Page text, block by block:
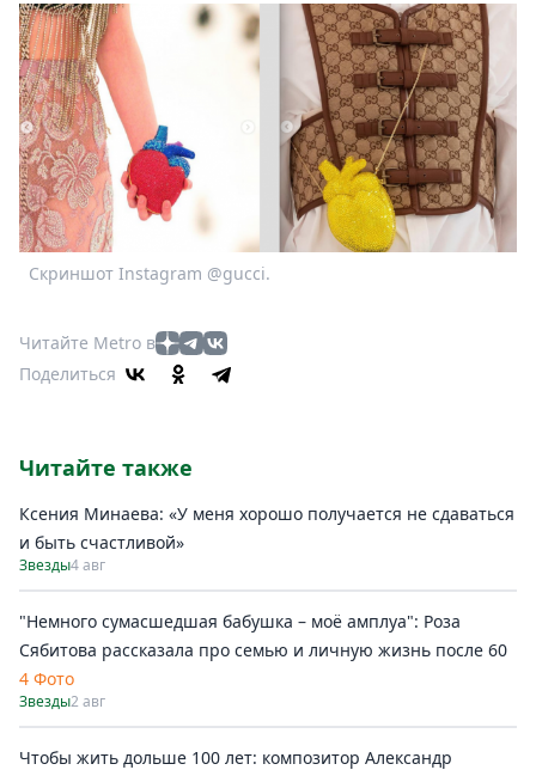
Скриншот Instagram @gucci.
Читайте Metro в
Поделиться
Читайте также
Ксения Минаева: «У меня хорошо получается не сдаваться
и быть счастливой»
Звезды4 авг
"Немного сумасшедшая бабушка – моё амплуа": Роза
Сябитова рассказала про семью и личную жизнь после 60
4 Фото
Звезды2 авг
Чтобы жить дольше 100 лет: композитор Александр